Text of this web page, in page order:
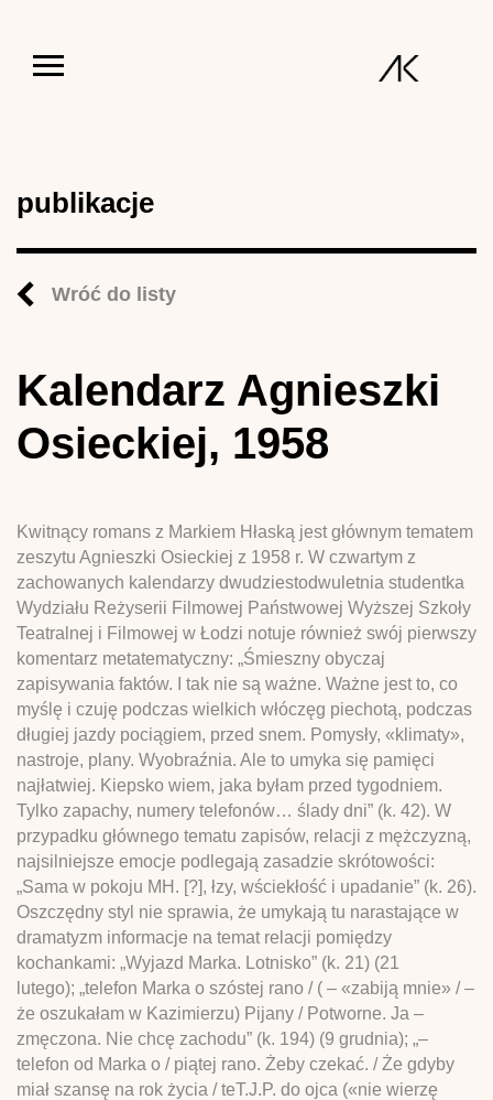
publikacje
Wróć do listy
Kalendarz Agnieszki
Osieckiej, 1958
Kwitnący romans z Markiem Hłaską jest głównym tematem
zeszytu Agnieszki Osieckiej z 1958 r. W czwartym z
zachowanych kalendarzy dwudziestodwuletnia studentka
Wydziału Reżyserii Filmowej Państwowej Wyższej Szkoły
Teatralnej i Filmowej w Łodzi notuje również swój pierwszy
komentarz metatematyczny: „Śmieszny obyczaj
zapisywania faktów. I tak nie są ważne. Ważne jest to, co
myślę i czuję podczas wielkich włóczęg piechotą, podczas
długiej jazdy pociągiem, przed snem. Pomysły, «klimaty»,
nastroje, plany. Wyobraźnia. Ale to umyka się pamięci
najłatwiej. Kiepsko wiem, jaka byłam przed tygodniem.
Tylko zapachy, numery telefonów… ślady dni” (k. 42). W
przypadku głównego tematu zapisów, relacji z mężczyzną,
najsilniejsze emocje podlegają zasadzie skrótowości:
„Sama w pokoju MH. [?], łzy, wściekłość i upadanie” (k. 26).
Oszczędny styl nie sprawia, że umykają tu narastające w
dramatyzm informacje na temat relacji pomiędzy
kochankami: „Wyjazd Marka. Lotnisko” (k. 21) (21
lutego); „telefon Marka o szóstej rano / ( – «zabiją mnie» / –
że oszukałam w Kazimierzu) Pijany / Potworne. Ja –
zmęczona. Nie chcę zachodu” (k. 194) (9 grudnia); „–
telefon od Marka o / piątej rano. Żeby czekać. / Że gdyby
miał szansę na rok życia / teT.J.P. do ojca («nie wierzę